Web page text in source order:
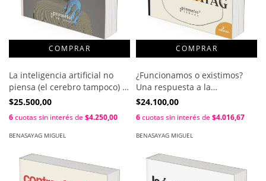
La inteligencia artificial no
piensa (el cerebro tampoco) /
Miguel Benasayag - Ariel
$25.500,00
6cuotas sin interés de $4.250,00
BENASAYAG MIGUEL
¿Funcionamos o existimos?
Una respuesta a la
colonización algorítmica /
$24.100,00
6cuotas sin interés de $4.016,67
BENASAYAG MIGUEL